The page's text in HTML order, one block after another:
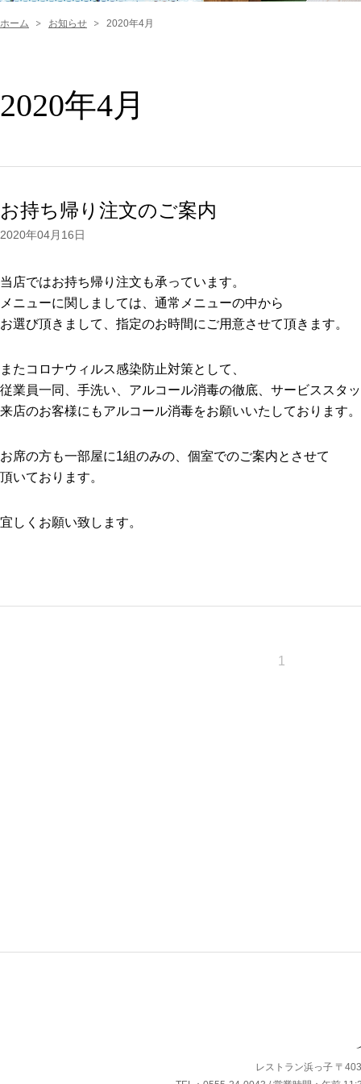
ホーム お知らせ 2020年4月
2020年4月
お持ち帰り注文のご案内
2020年04月16日
当店ではお持ち帰り注文も承っています。
メニューに関しましては、通常メニューの中から
お選び頂きまして、指定のお時間にご用意させて頂きます。
またコロナウィルス感染防止対策として、
従業員一同、手洗い、アルコール消毒の徹底、サービススタ
来店のお客様にもアルコール消毒をお願いいたしております。
お席の方も一部屋に1組のみの、個室でのご案内とさせて
頂いております。
宜しくお願い致します。
1
レストラン浜っ子 〒